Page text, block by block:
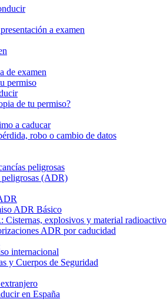
a examen
de examen
permiso
de tu permiso?
a caducar
robo o cambio de datos
peligrosas
peligrosas (ADR)
ADR Básico
Cisternas, explosivos y material radioactivo
ADR por caducidad
internacional
y Cuerpos de Seguridad
en España